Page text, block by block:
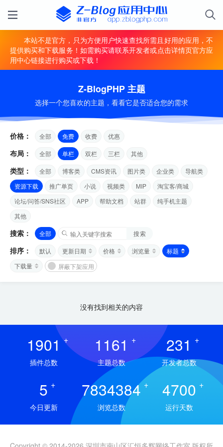
本站不是官方，只为方便用户快速查找所需且好用的应用，不
提供购买和下载服务！如需购买请联系开发者或点击详情页官方应
用中心链接进行购买或下载！
Z-BlogPHP 主题
选择一个您喜欢的主题，看看它是否适合您的需求
价格： 全部 免费 收费 优惠
布局： 全部 单栏 双栏 三栏 其他
类型： 全部 博客类 CMS资讯 图片类 企业类
导航类
资源下载
推广单页 小说 视频类 MIP
淘宝客/商城
论坛/问答/SNS社区
APP 帮助文档 站群
纯手机主题
其他
搜索： 全部 搜索
排序： 默认 更新日期 价格 浏览量
标题
下载量
屏蔽下架应用
没有找到相关的内容
1901 +
插件总数
1161 +
主题总数
231 +
开发者总数
5 +
今日更新
7834384 +
浏览总数
4700 +
运行天数